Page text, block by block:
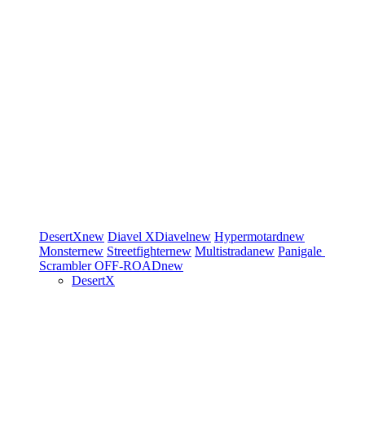
DesertXnew Diavel XDiavelnew Hypermotardnew
Monsternew Streetfighternew Multistradanew Panigale
ScramblerOFF-ROADnew
DesertX